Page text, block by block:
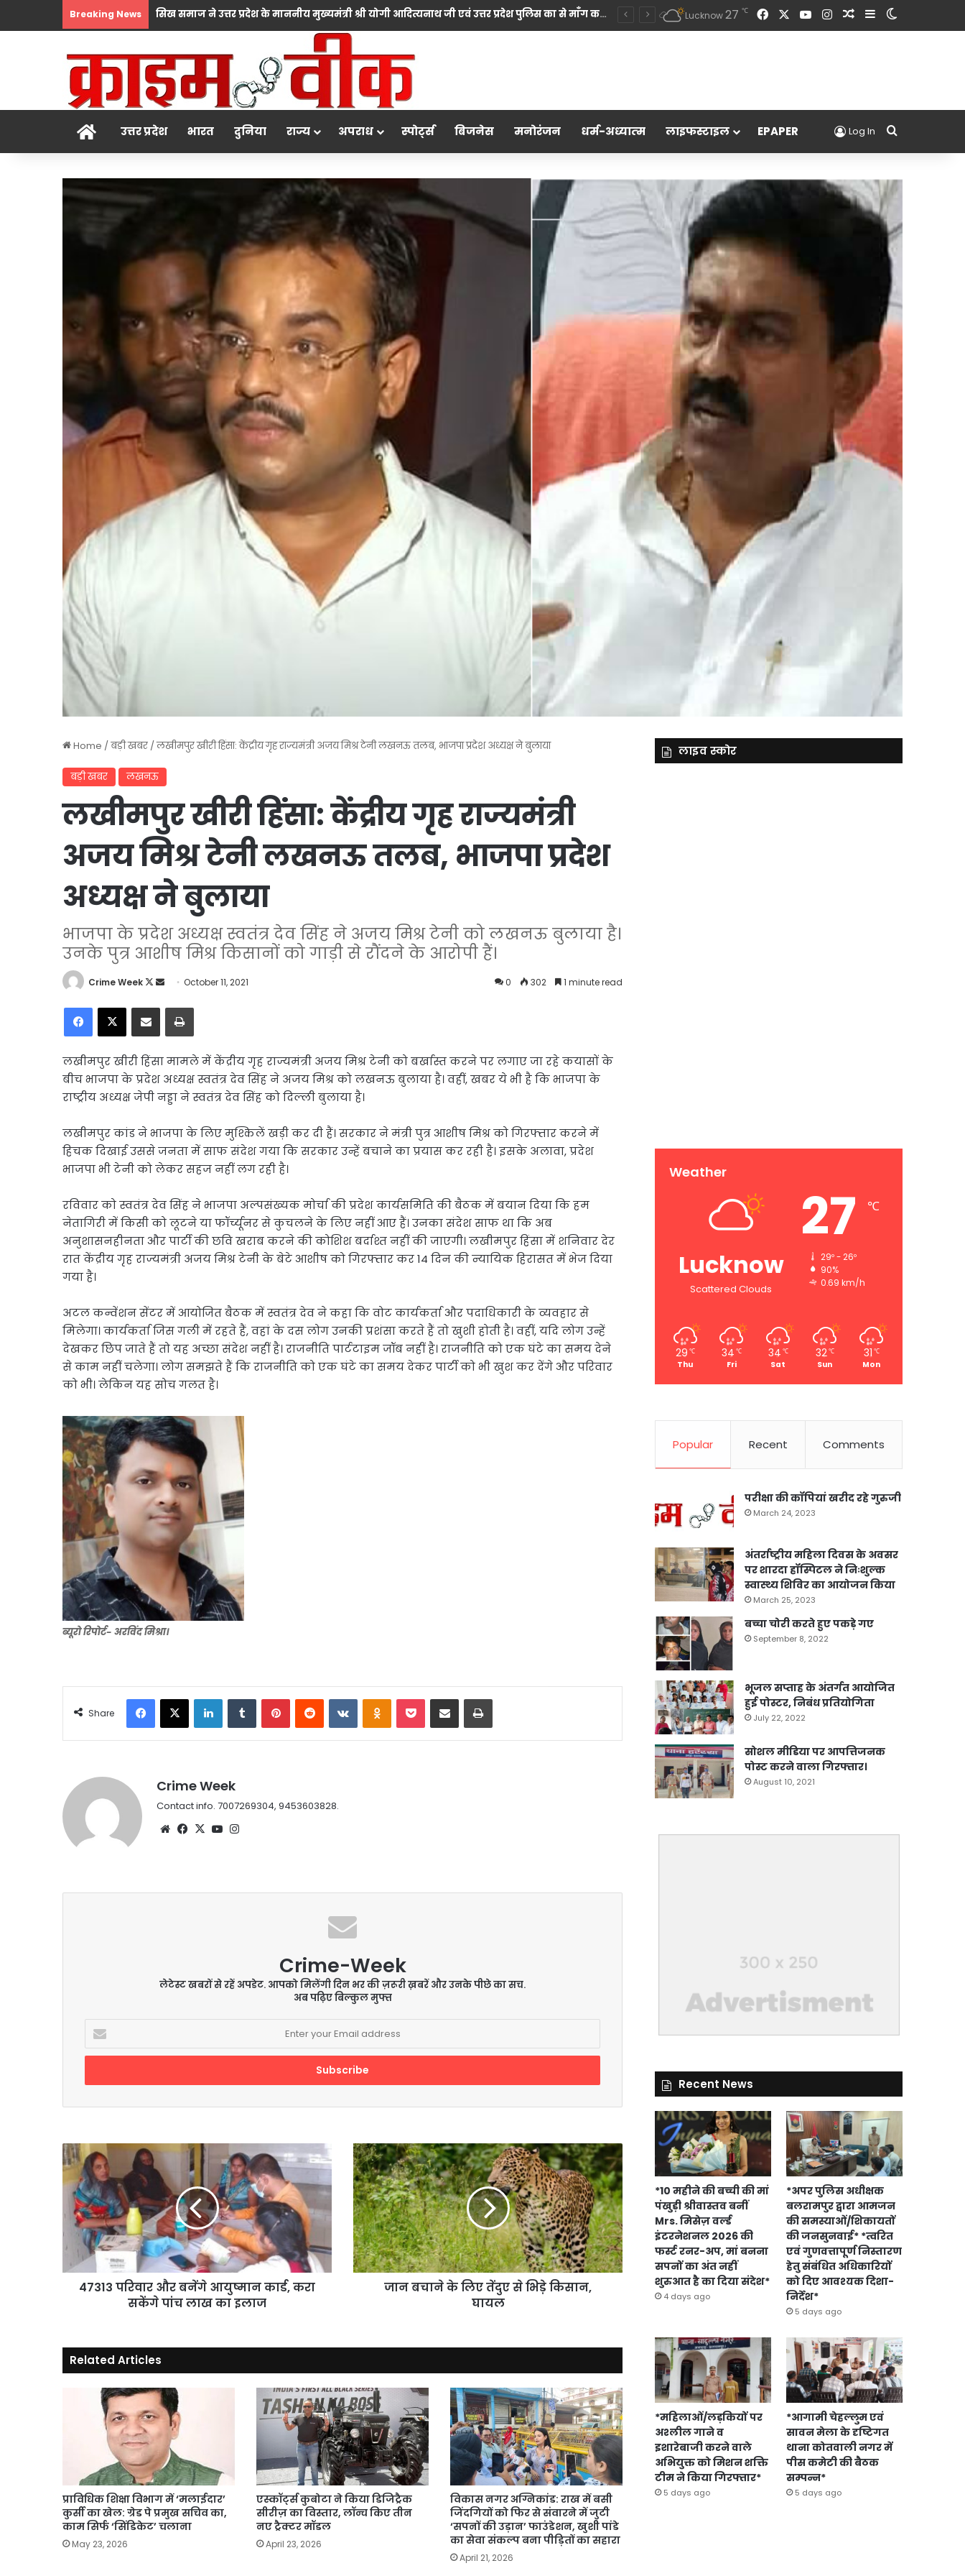
Breaking News *10 महीने की बच्ची की मां पंखुड़ी श्रीवास्तव बनीं Mrs. मिसेज़ वर्ल्ड इंटरनेशनल 2026 की फर्स्ट रनर-अप, मां बनना सपनों का अंत नहीं शुरुआत है का दिया संदेश* Lucknow27 ℃ FacebookYouTubeInstagram
Random Article
Sidebar
होम उत्तर प्रदेश भारत दुनिया राज्य अपराध स्पोर्ट्स बिजनेस मनोरंजन धर्म-अध्‍यात्‍म लाइफस्टाइल EPAPER Log In Search for
Home /बड़ी खबर /लखीमपुर खीरी हिंसा: केंद्रीय गृह राज्यमंत्री अजय मिश्र टेनी लखनऊ तलब, भाजपा प्रदेश अध्यक्ष ने बुलाया
बड़ी खबर लखनऊ
लखीमपुर खीरी हिंसा: केंद्रीय गृह राज्यमंत्री
अजय मिश्र टेनी लखनऊ तलब, भाजपा प्रदेश
अध्यक्ष ने बुलाया
भाजपा के प्रदेश अध्यक्ष स्वतंत्र देव सिंह ने अजय मिश्र टेनी को लखनऊ बुलाया है।
उनके पुत्र आशीष मिश्र किसानों को गाड़ी से रौंदने के आरोपी हैं।
Crime Week
Follow
Send
email
October 11, 2021 0 302 1 minute read
Facebook
X Share via Email Print
लखीमपुर खीरी हिंसा मामले में केंद्रीय गृह राज्यमंत्री अजय मिश्र टेनी को बर्खास्त करने पर लगाए जा रहे कयासों के
बीच भाजपा के प्रदेश अध्यक्ष स्वतंत्र देव सिंह ने अजय मिश्र को लखनऊ बुलाया है। वहीं, खबर ये भी है कि भाजपा के
राष्ट्रीय अध्यक्ष जेपी नड्डा ने स्वतंत्र देव सिंह को दिल्ली बुलाया है।
लखीमपुर कांड ने भाजपा के लिए मुश्किलें खड़ी कर दी हैं। सरकार ने मंत्री पुत्र आशीष मिश्र को गिरफ्तार करने में
हिचक दिखाई उससे जनता में साफ संदेश गया कि सरकार उन्हें बचाने का प्रयास कर रही है। इसके अलावा, प्रदेश
भाजपा भी टेनी को लेकर सहज नहीं लग रही है।
रविवार को स्वतंत्र देव सिंह ने भाजपा अल्पसंख्यक मोर्चा की प्रदेश कार्यसमिति की बैठक में बयान दिया कि हम
नेतागिरी में किसी को लूटने या फॉर्च्यूनर से कुचलने के लिए नहीं आए हैं। उनका संदेश साफ था कि अब
अनुशासनहीनता और पार्टी की छवि खराब करने की कोशिश बर्दाश्त नहीं की जाएगी। लखीमपुर हिंसा में शनिवार देर
रात केंद्रीय गृह राज्यमंत्री अजय मिश्र टेनी के बेटे आशीष को गिरफ्तार कर 14 दिन की न्यायिक हिरासत में भेज दिया
गया है।
अटल कन्वेंशन सेंटर में आयोजित बैठक में स्वतंत्र देव ने कहा कि वोट कार्यकर्ता और पदाधिकारी के व्यवहार से
मिलेगा। कार्यकर्ता जिस गली में रहते हैं, वहां के दस लोग उनकी प्रशंसा करते हैं तो खुशी होती है। वहीं, यदि लोग उन्हें
देखकर छिप जाते हैं तो यह अच्छा संदेश नहीं है। राजनीति पार्टटाइम जॉब नहीं है। राजनीति को एक घंटे का समय देने
से काम नहीं चलेगा। लोग समझते हैं कि राजनीति को एक घंटे का समय देकर पार्टी को भी खुश कर देंगे और परिवार
को भी। लेकिन यह सोच गलत है।
ब्यूरो रिपोर्ट- अरविंद मिश्रा।
Share
Facebook
X LinkedInTumblrPinterestReddit VKontakteOdnoklassniki
PocketShare via Email Print
Crime Week
Contact info. 7007269304, 9453603828.
Website
Facebook
X YouTube
Crime-Week
लेटेस्ट खबरों से रहें अपडेट. आपको मिलेंगी दिन भर की ज़रूरी ख़बरें और उनके पीछे का सच.
अब पढ़िए बिल्कुल मुफ्त
Enter
your
Email
47313
परिवार
और
बनेंगे
आयुष्मान
कार्ड,
सकेंगे
पांच
लाख47313 परिवार और बनेंगे आयुष्मान कार्ड, करा
सकेंगे पांच लाख का इलाज
जान
बचाने
के
लिए
तेंदुए
से
भिड़े
किसान,
घायल
जान बचाने के लिए तेंदुए से भिड़े किसान,
घायल
Related Articles
प्राविधिक शिक्षा विभाग में ‘मलाईदार’
कुर्सी का खेल: ग्रेड पे प्रमुख सचिव का,
काम सिर्फ ‘सिंडिकेट’ चलाना
May 23, 2026
एस्कॉर्ट्स कुबोटा ने किया डिजिट्रैक
सीरीज़ का विस्तार, लॉन्च किए तीन
नए ट्रैक्टर मॉडल
April 23, 2026
विकास नगर अग्निकांड: राख में बसी
जिंदगियों को फिर से संवारने में जुटी
‘सपनों की उड़ान’ फाउंडेशन, खुशी पांडे
का सेवा संकल्प बना पीड़ितों का सहारा
April 21, 2026
लाइव स्कोर
Weather
Lucknow
Scattered Clouds
27 ℃
29º - 26º
90%
0.69 km/h
29 ℃
Thu
34 ℃
Fri
34 ℃
Sat
32 ℃
Sun
31 ℃
Mon
Popular Recent Comments
परीक्षा की कॉपियां खरीद रहे गुरुजी
March 24, 2023
अंतर्राष्ट्रीय महिला दिवस के अवसर
पर शारदा हॉस्पिटल ने निःशुल्क
स्वास्थ्य शिविर का आयोजन किया
March 25, 2023
बच्चा चोरी करते हुए पकड़े गए
September 8, 2022
भूजल सप्ताह के अंतर्गत आयोजित
हुई पोस्टर, निबंध प्रतियोगिता
July 22, 2022
सोशल मीडिया पर आपत्तिजनक
पोस्ट करने वाला गिरफ्तार।
August 10, 2021
Recent News
*10 महीने की बच्ची की मां
पंखुड़ी श्रीवास्तव बनीं
Mrs. मिसेज़ वर्ल्ड
इंटरनेशनल 2026 की
फर्स्ट रनर-अप, मां बनना
सपनों का अंत नहीं
शुरुआत है का दिया संदेश*
4 days ago
*अपर पुलिस अधीक्षक
बलरामपुर द्वारा आमजन
की समस्याओं/शिकायतों
की जनसुनवाई* *त्वरित
एवं गुणवत्तापूर्ण निस्तारण
हेतु संबंधित अधिकारियों
को दिए आवश्यक दिशा-
निर्देश*
5 days ago
*महिलाओं/लड़कियों पर
अश्लील गाने व
इशारेबाजी करने वाले
अभियुक्त को मिशन शक्ति
टीम ने किया गिरफ्तार*
5 days ago
*आगामी चेहल्लुम एवं
सावन मेला के दृष्टिगत
थाना कोतवाली नगर में
पीस कमेटी की बैठक
सम्पन्न*
5 days ago